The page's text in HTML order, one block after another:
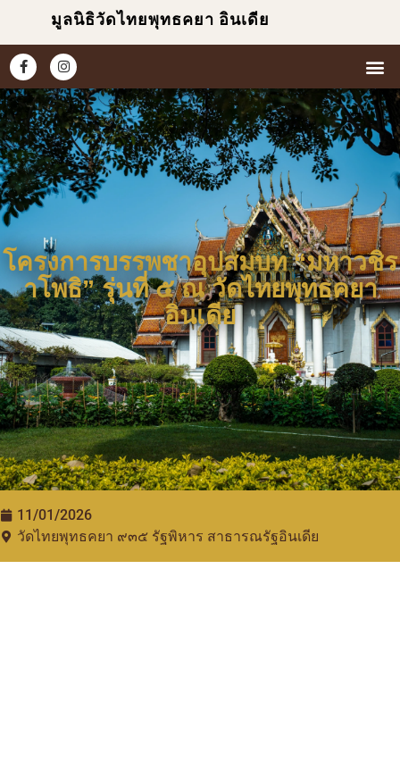
มูลนิธิวัดไทยพุทธคยา อินเดีย
โครงการบรรพชาอุปสมบท “มหาวชิร
าโพธิ” รุ่นที่ ๕ ณ วัดไทยพุทธคยา
อินเดีย
11/01/2026
วัดไทยพุทธคยา ๙๓๕​ รัฐพิหาร สาธารณรัฐอินเดีย